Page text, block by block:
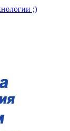
;)